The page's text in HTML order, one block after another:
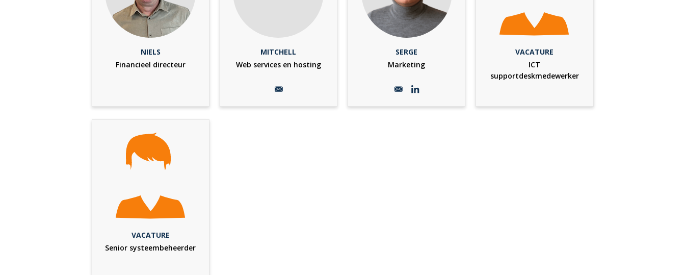
NIELS
Financieel directeur
MITCHELL
Web services en hosting
SERGE
Marketing
VACATURE
ICT
supportdeskmedewerker
VACATURE
Senior systeembeheerder